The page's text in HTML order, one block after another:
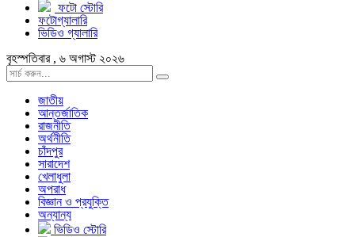
ফটো স্টোরি
ফটোগ্যালারি
ভিডিও গ্যালারি
বৃহস্পতিবার , ৬ অগাস্ট ২০২৬
জাতীয়
আন্তর্জাতিক
রাজনীতি
অর্থনীতি
চাঁদপুর
সারাদেশ
খেলাধুলা
অপরাধ
বিজ্ঞান ও প্রযুক্তি
অন্যান্য
ভিডিও স্টোরি